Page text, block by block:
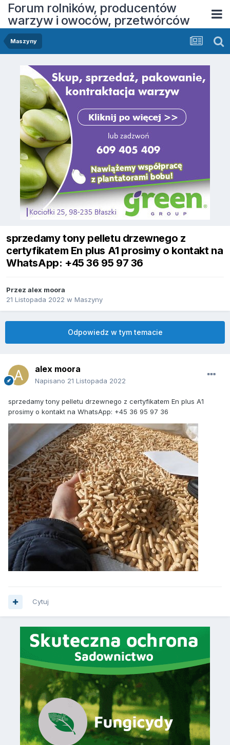
Forum rolników, producentów
warzyw i owoców, przetwórców
Maszyny
sprzedamy tony pelletu drzewnego z
certyfikatem En plus A1 prosimy o kontakt na
WhatsApp: +45 36 95 97 36
Przez alex moora
21 Listopada 2022 w Maszyny
Odpowiedz w tym temacie
alex moora
Napisano 21 Listopada 2022
sprzedamy tony pelletu drzewnego z certyfikatem En plus A1
prosimy o kontakt na WhatsApp: +45 36 95 97 36
Cytuj